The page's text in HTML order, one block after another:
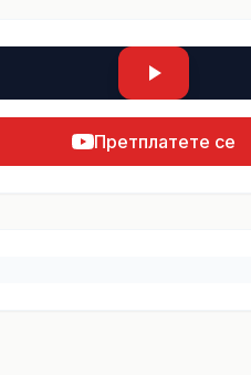
Претплатете се